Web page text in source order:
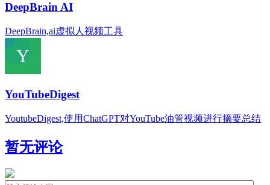
DeepBrain AI
DeepBrain,ai虚拟人视频工具
YouTubeDigest
YoutubeDigest,使用ChatGPT对YouTube油管视频进行摘要总结
暂无评论